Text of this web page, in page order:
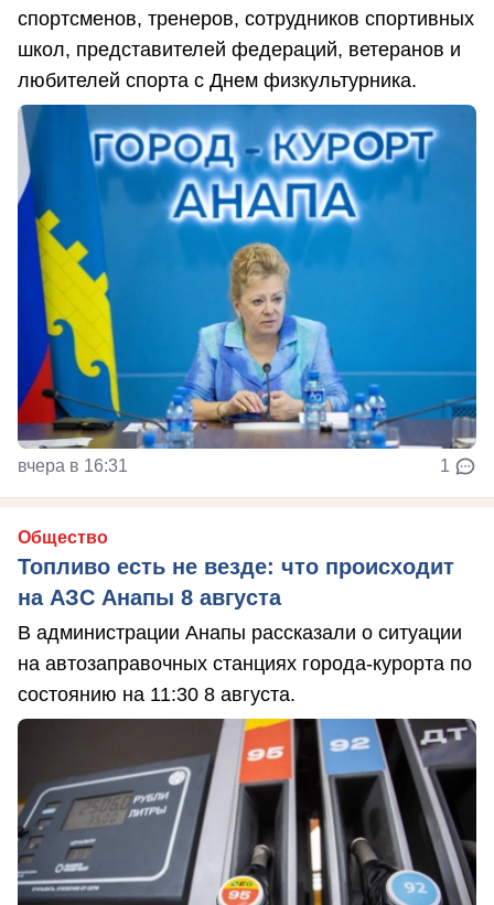
спортсменов, тренеров, сотрудников спортивных
школ, представителей федераций, ветеранов и
любителей спорта с Днем физкультурника.
вчера в 16:31 1
Общество
Топливо есть не везде: что происходит
на АЗС Анапы 8 августа
В администрации Анапы рассказали о ситуации
на автозаправочных станциях города-курорта по
состоянию на 11:30 8 августа.